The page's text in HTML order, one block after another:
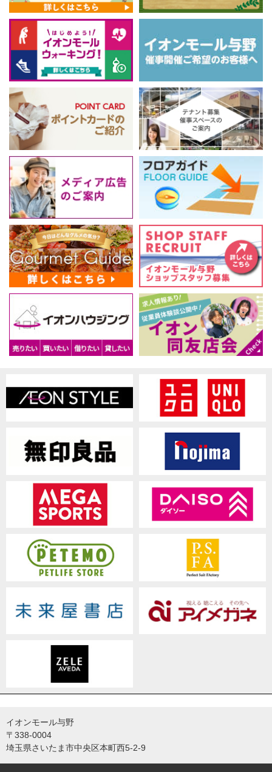
イオンモール与野
〒338-0004
埼玉県さいたま市中央区本町西5-2-9